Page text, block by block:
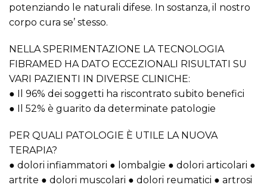
potenziando le naturali difese. In sostanza, il nostro
corpo cura se’ stesso.
NELLA SPERIMENTAZIONE LA TECNOLOGIA
FIBRAMED HA DATO ECCEZIONALI RISULTATI SU
VARI PAZIENTI IN DIVERSE CLINICHE:
● Il 96% dei soggetti ha riscontrato subito benefici
● Il 52% è guarito da determinate patologie
PER QUALI PATOLOGIE È UTILE LA NUOVA
TERAPIA?
● dolori infiammatori ● lombalgie ● dolori articolari ●
artrite ● dolori muscolari ● dolori reumatici ● artrosi